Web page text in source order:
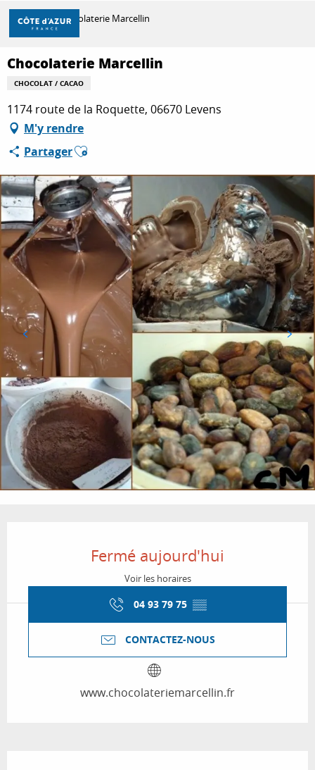
Aller
contenu
principal
DÉCOUVRIR
À FAIRE
SÉJOURNER
Accueil Chocolaterie Marcellin
Chocolaterie Marcellin
CHOCOLAT / CACAO
1174 route de la Roquette, 06670 Levens
M'y rendre
PartagerAjouter aux favoris
Fermé aujourd'hui
Voir les horaires
04 93 79 75 ▒▒
CONTACTEZ-NOUS
www.chocolateriemarcellin.fr